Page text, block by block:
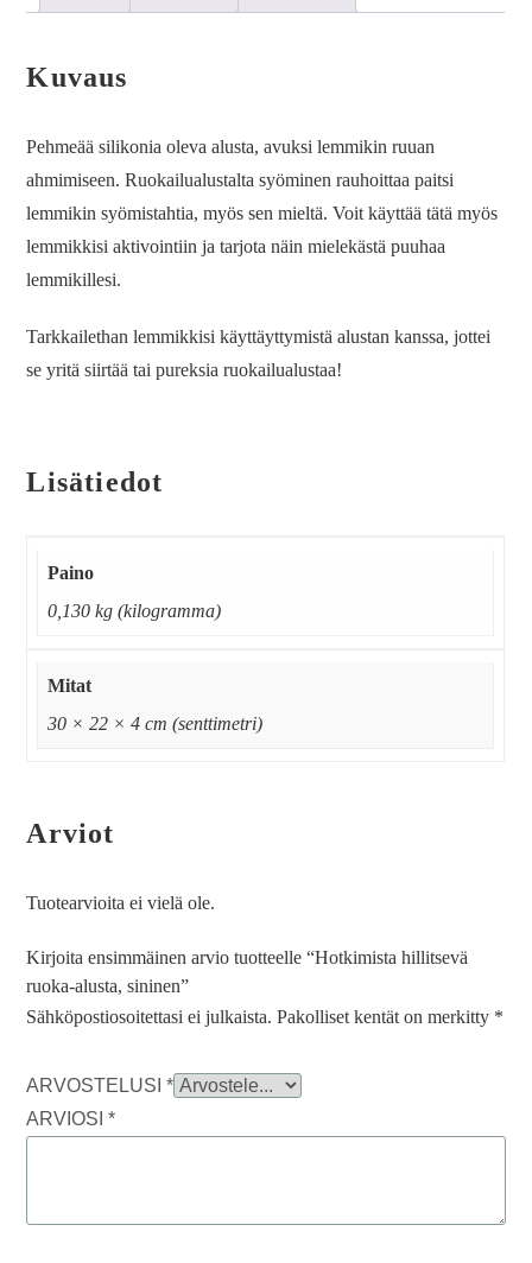
Kuvaus
Pehmeää silikonia oleva alusta, avuksi lemmikin ruuan
ahmimiseen. Ruokailualustalta syöminen rauhoittaa paitsi
lemmikin syömistahtia, myös sen mieltä. Voit käyttää tätä myös
lemmikkisi aktivointiin ja tarjota näin mielekästä puuhaa
lemmikillesi.
Tarkkailethan lemmikkisi käyttäyttymistä alustan kanssa, jottei
se yritä siirtää tai pureksia ruokailualustaa!
Lisätiedot
Paino
0,130 kg (kilogramma)
Mitat
30 × 22 × 4 cm (senttimetri)
Arviot
Tuotearvioita ei vielä ole.
Kirjoita ensimmäinen arvio tuotteelle “Hotkimista hillitsevä
ruoka-alusta, sininen”
Sähköpostiosoitettasi ei julkaista. Pakolliset kentät on merkitty *
ARVOSTELUSI*
ARVIOSI*